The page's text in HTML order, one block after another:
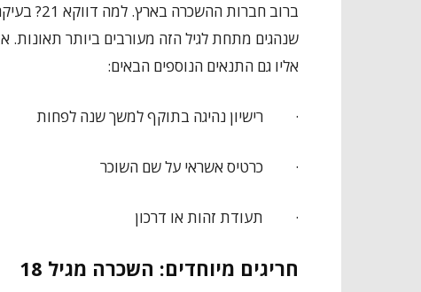
ברוב
שנהגים מתחת לגיל הזה מעורבים ביותר תאונות.
אליו גם התנאים הנוספים הבאים:
· רישיון נהיגה בתוקף למשך שנה לפחות
· כרטיס אשראי על שם השוכר
· תעודת זהות או דרכון
חריגים מיוחדים: השכרה מגיל 18